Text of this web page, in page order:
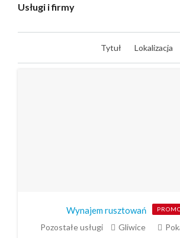
Usługi i firmy
Tytuł Lokalizacja
Wynajem rusztowań
Pozostałe usługi Gliwice